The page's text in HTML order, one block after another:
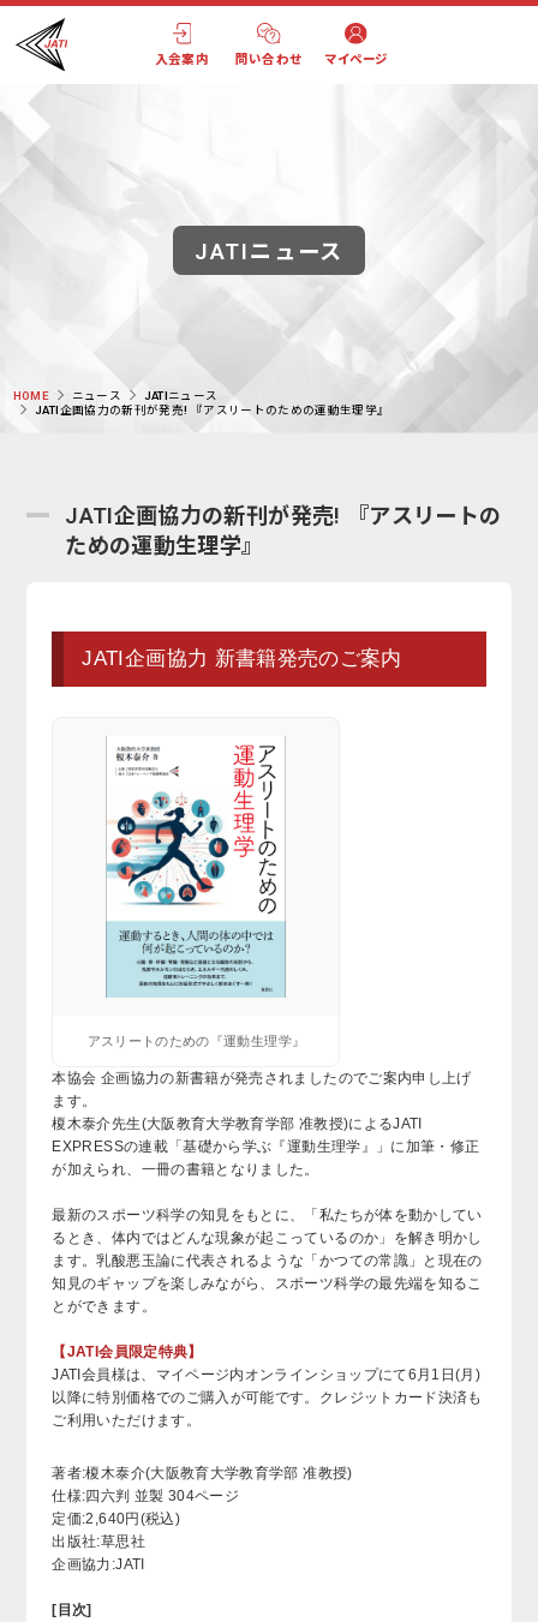
入会案内 問い合わせ マイページ
JATIニュース
HOME ニュース
JATIニュース
JATI企画協力の新刊が発売! 『アスリートのための運動生理学』
JATI企画協力の新刊が発売! 『アスリートの
ための運動生理学』
JATI企画協力 新書籍発売のご案内
アスリートのための『運動生理学』
本協会 企画協力の新書籍が発売されましたのでご案内申し上げ
ます。
榎木泰介先生(大阪教育大学教育学部 准教授)によるJATI
EXPRESSの連載「基礎から学ぶ『運動生理学』」に加筆・修正
が加えられ、一冊の書籍となりました。
最新のスポーツ科学の知見をもとに、「私たちが体を動かしてい
るとき、体内ではどんな現象が起こっているのか」を解き明かし
ます。乳酸悪玉論に代表されるような「かつての常識」と現在の
知見のギャップを楽しみながら、スポーツ科学の最先端を知るこ
とができます。
【JATI会員限定特典】
JATI会員様は、マイページ内オンラインショップにて6月1日(月)
以降に特別価格でのご購入が可能です。クレジットカード決済も
ご利用いただけます。
著者:榎木泰介(大阪教育大学教育学部 准教授)
仕様:四六判 並製 304ページ
定価:2,640円(税込)
出版社:草思社
企画協力:JATI
[目次]